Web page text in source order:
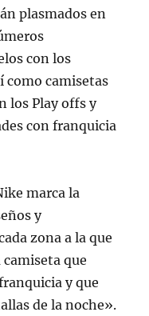
plasmados en
con los
como camisetas
los Play offs y
con franquicia
marca la
y
zona a la que
que
y que
de la noche».